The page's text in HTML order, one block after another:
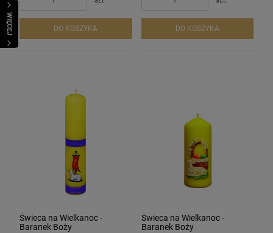
WIĘCEJ DO KOSZYKA DO KOSZYKA
Świeca na Wielkanoc -
Baranek Boży
Świeca na Wielkanoc -
Baranek Boży